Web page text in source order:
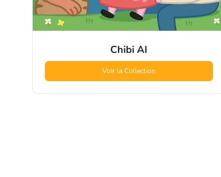
Chibi AI
Voir la Collection